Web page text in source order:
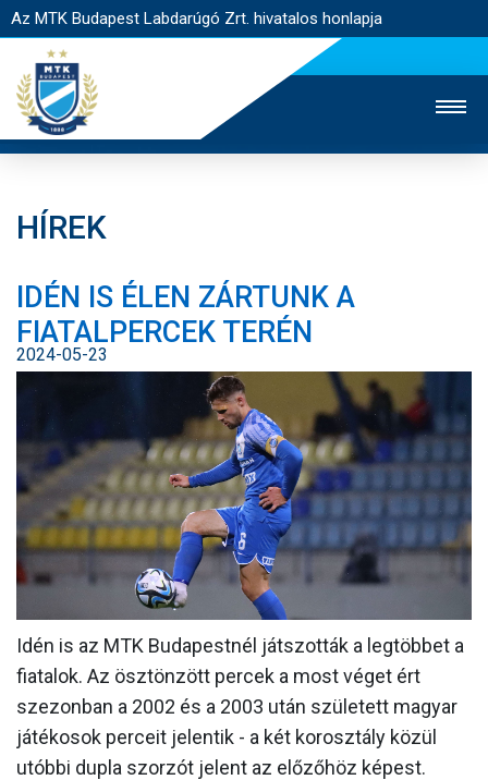
Az MTK Budapest Labdarúgó Zrt. hivatalos honlapja
JEGYÉRTÉKESÍTÉS
WEBSHOP
STADION
EGYESÜLET
KAPCSOLAT
NYITÓLAP
HÍREK
CSAPATOK
MÉRKŐZÉSEK
KLUB
GALÉRIA
SZURKOLÓI ÉLMÉNYEK
AKKREDITÁCIÓ
HÍREK
IDÉN IS ÉLEN ZÁRTUNK A
FIATALPERCEK TERÉN
2024-05-23
Idén is az MTK Budapestnél játszották a legtöbbet a
fiatalok. Az ösztönzött percek a most véget ért
szezonban a 2002 és a 2003 után született magyar
játékosok perceit jelentik - a két korosztály közül
utóbbi dupla szorzót jelent az előzőhöz képest.